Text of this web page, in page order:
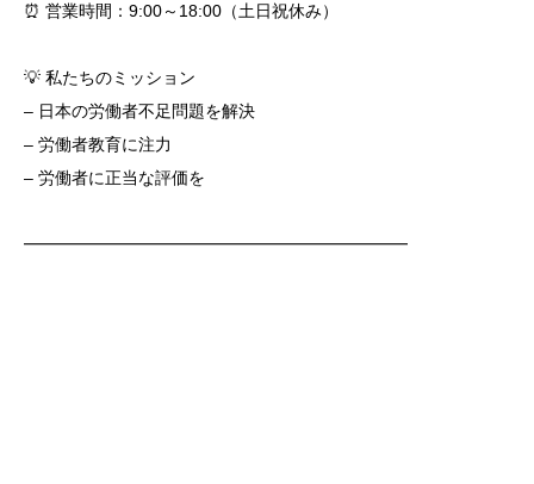
⏰ 営業時間：9:00～18:00（土日祝休み）
💡 私たちのミッション
– 日本の労働者不足問題を解決
– 労働者教育に注力
– 労働者に正当な評価を
━━━━━━━━━━━━━━━━━━━━━━━